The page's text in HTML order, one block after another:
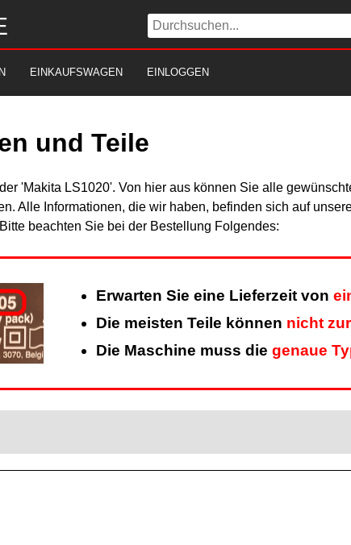
EINKAUFSWAGEN EINLOGGEN
und Teile
'Makita LS1020'. Von hier aus können Sie alle
Alle Informationen, die wir haben, befinden sich auf
beachten Sie bei der Bestellung Folgendes:
Erwarten Sie eine Lieferzeit von
Die meisten Teile können nicht
Die Maschine muss die genaue